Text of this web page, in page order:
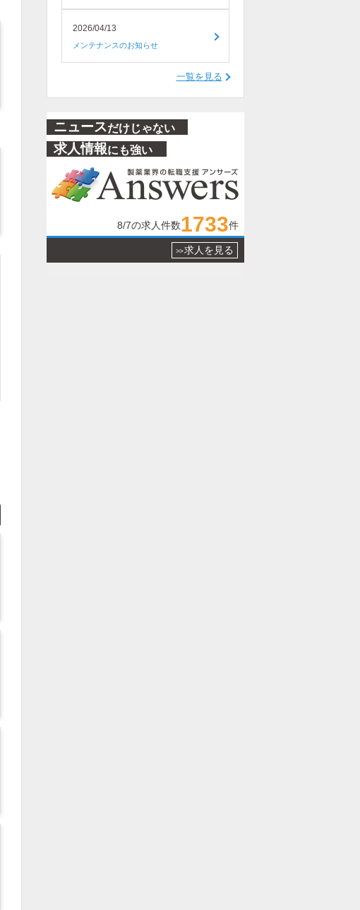
2026/04/13
メンテナンスのお知らせ
一覧を見る
ニュースだけじゃない
求人情報にも強い
8/7の求人件数1733件
>> 求人を見る